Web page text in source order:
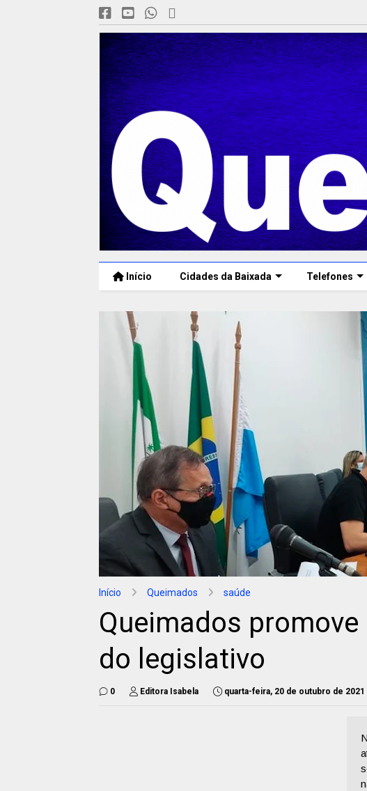
Início Cidades da Baixada Telefones
Início Queimados saúde
Queimados promove
do legislativo
0 Editora Isabela quarta-feira, 20 de outubro de 2021